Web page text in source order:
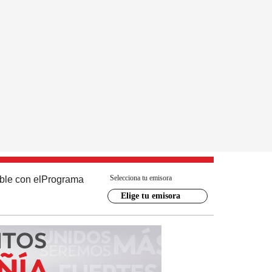
con el Programa Selecciona tu emisora
Elige tu emisora